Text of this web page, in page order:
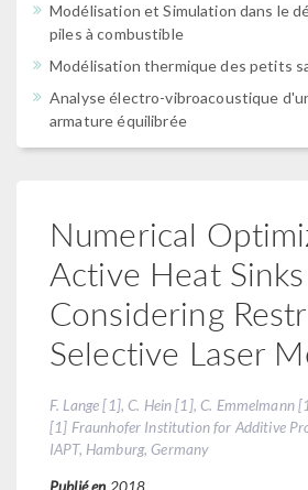
Modélisation et Simulation dans le
piles à combustible
Modélisation thermique des petits
Analyse électro-vibroacoustique
armature équilibrée
Numerical
Active Heat Sinks
Considering
Selective Laser
F. Lange [1], C. Hein [1], C. Emmelmann
[1] Fraunhofer Institution for Additive
IAPT, Hamburg, Germany
Publié en 2018